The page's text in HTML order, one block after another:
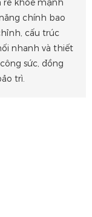
rễ khỏe mạnh
chính bao
cấu trúc
nhanh và thiết
sức, đồng
trì.